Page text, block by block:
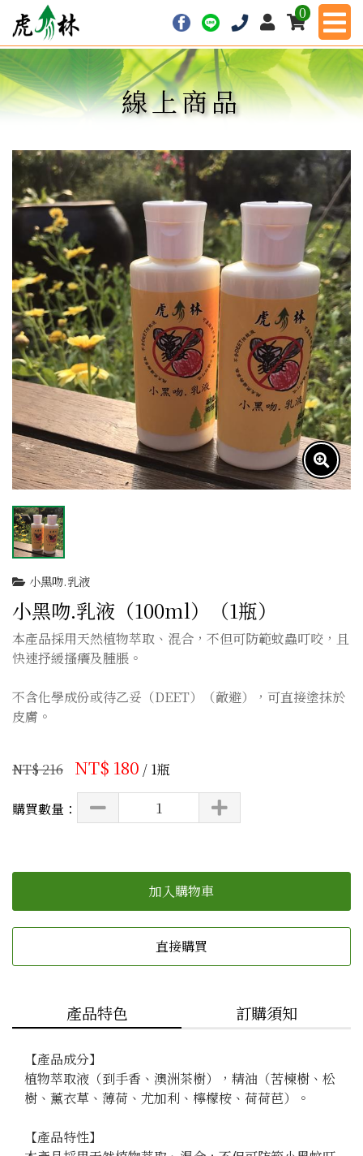
0
線上商品
小黑吻.乳液
小黑吻.乳液（100ml）（1瓶）
本產品採用天然植物萃取、混合，不但可防範蚊蟲叮咬，且
快速抒緩搔癢及腫脹。
不含化學成份或待乙妥（DEET）（敵避），可直接塗抹於
皮膚。
NT$ 216 NT$ 180 / 1瓶
購買數量：
加入購物車
直接購買
產品特色 訂購須知
【產品成分】
植物萃取液（到手香、澳洲茶樹），精油（苦楝樹、松
樹、薰衣草、薄荷、尤加利、檸檬桉、荷荷芭）。
【產品特性】